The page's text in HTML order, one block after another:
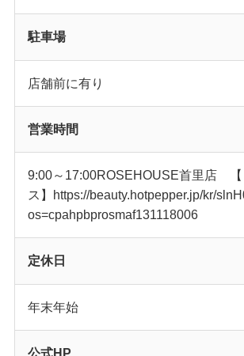
駐車場
店舗前に有り
営業時間
9:00～17:00ROSEHOUSE首里店 【
ス】https://beauty.hotpepper.jp/kr/
os=cpahpbprosmaf131118006
定休日
年末年始
公式HP